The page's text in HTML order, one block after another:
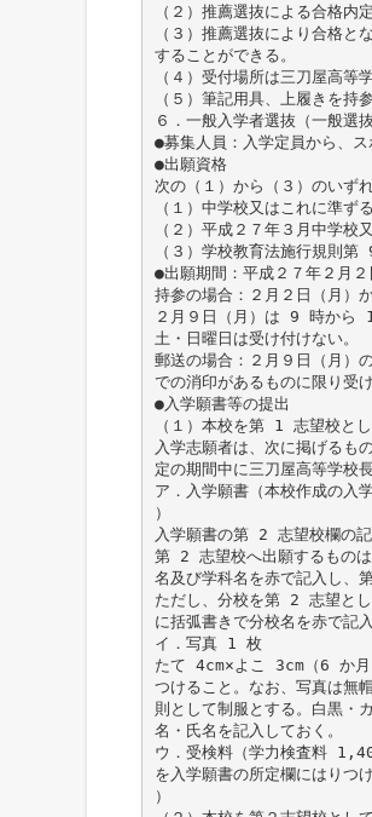
（２）推薦選抜による合格内
（３）推薦選抜により合格
することができる。
（４）受付場所は三刀屋高
（５）筆記用具、上履きを持
６．一般入学者選抜（一般選
●募集人員：入学定員から、
●出願資格
次の（１）から（３）のいず
（１）中学校又はこれに準ず
（２）平成２７年３月中学校
（３）学校教育法施行規則
●出願期間：平成２７年２月
持参の場合：２月２日（月
２月９日（月）は 9 時から
土・日曜日は受け付けない。
郵送の場合：２月９日（月）
での消印があるものに限り受け
●入学願書等の提出
（１）本校を第 1 志望校と
入学志願者は、次に掲げるも
定の期間中に三刀屋高等学校
ア．入学願書（本校作成の入
）
入学願書の第 2 志望校欄の記
第 2 志望校へ出願するもの
名及び学科名を赤で記入し、
ただし、分校を第 2 志望と
に括弧書きで分校名を赤で記入
イ．写真 1 枚
たて 4cm×よこ 3cm（6 か月
つけること。なお、写真は無
則として制服とする。白黒・
名・氏名を記入しておく。
ウ．受検料（学力検査料
を入学願書の所定欄にはりつ
）